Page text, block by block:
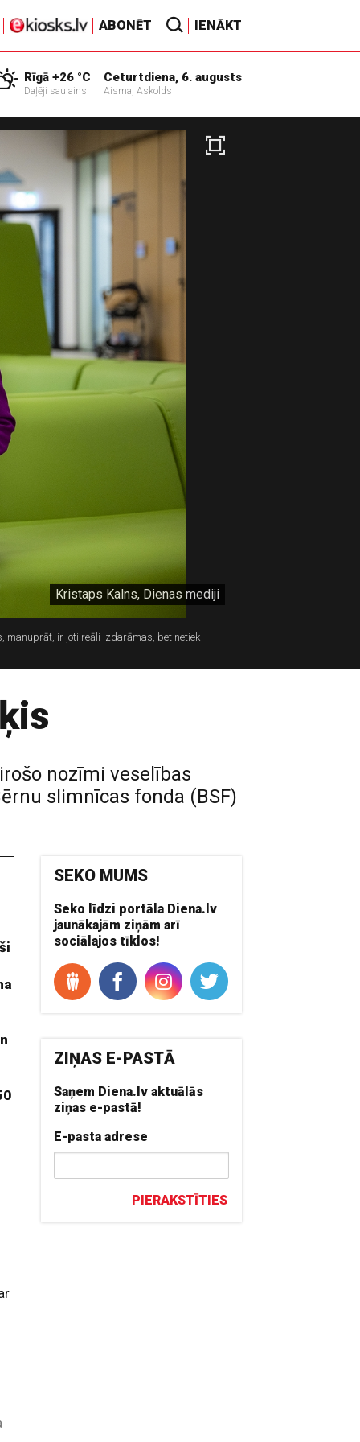
ABONĒT IENĀKT
Rīgā +26 °C
Daļēji saulains
Ceturtdiena, 6. augusts
Aisma, Askolds
Kristaps Kalns, Dienas mediji
manuprāt, ir ļoti reāli izdarāmas, bet netiek
nozīmi veselības
slimnīcas fonda (BSF)
SEKO MUMS
Seko līdzi portāla Diena.lv
jaunākajām ziņām arī
sociālajos tīklos!
ZIŅAS E-PASTĀ
Saņem Diena.lv aktuālās
ziņas e-pastā!
E-pasta adrese
PIERAKSTĪTIES